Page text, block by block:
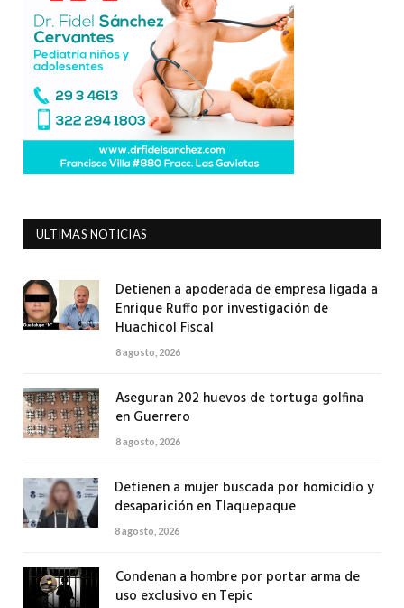
ULTIMAS NOTICIAS
Detienen a apoderada de empresa ligada a
Enrique Ruffo por investigación de
Huachicol Fiscal
8 agosto, 2026
Aseguran 202 huevos de tortuga golfina
en Guerrero
8 agosto, 2026
Detienen a mujer buscada por homicidio y
desaparición en Tlaquepaque
8 agosto, 2026
Condenan a hombre por portar arma de
uso exclusivo en Tepic